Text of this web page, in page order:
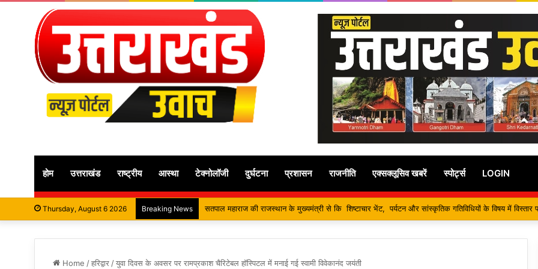
होम उत्तराखंड राष्ट्रीय आस्था टेक्नोलॉजी दुर्घटना प्रशासन राजनीति एक्सक्लूसिव खबरें स्पोर्ट्स LOGIN
Thursday, August 6 2026 Breaking News श्रावण मास में शिव भक्तों की निस्वार्थ सेवा करना ही सच्ची शिव आराधना है-महंत बिष्णु दास
Home /हरिद्वार /युवा दिवस के अवसर पर रामप्रकाश चैरिटेबल हॉस्पिटल में मनाई गई स्वामी विवेकानंद जयंती